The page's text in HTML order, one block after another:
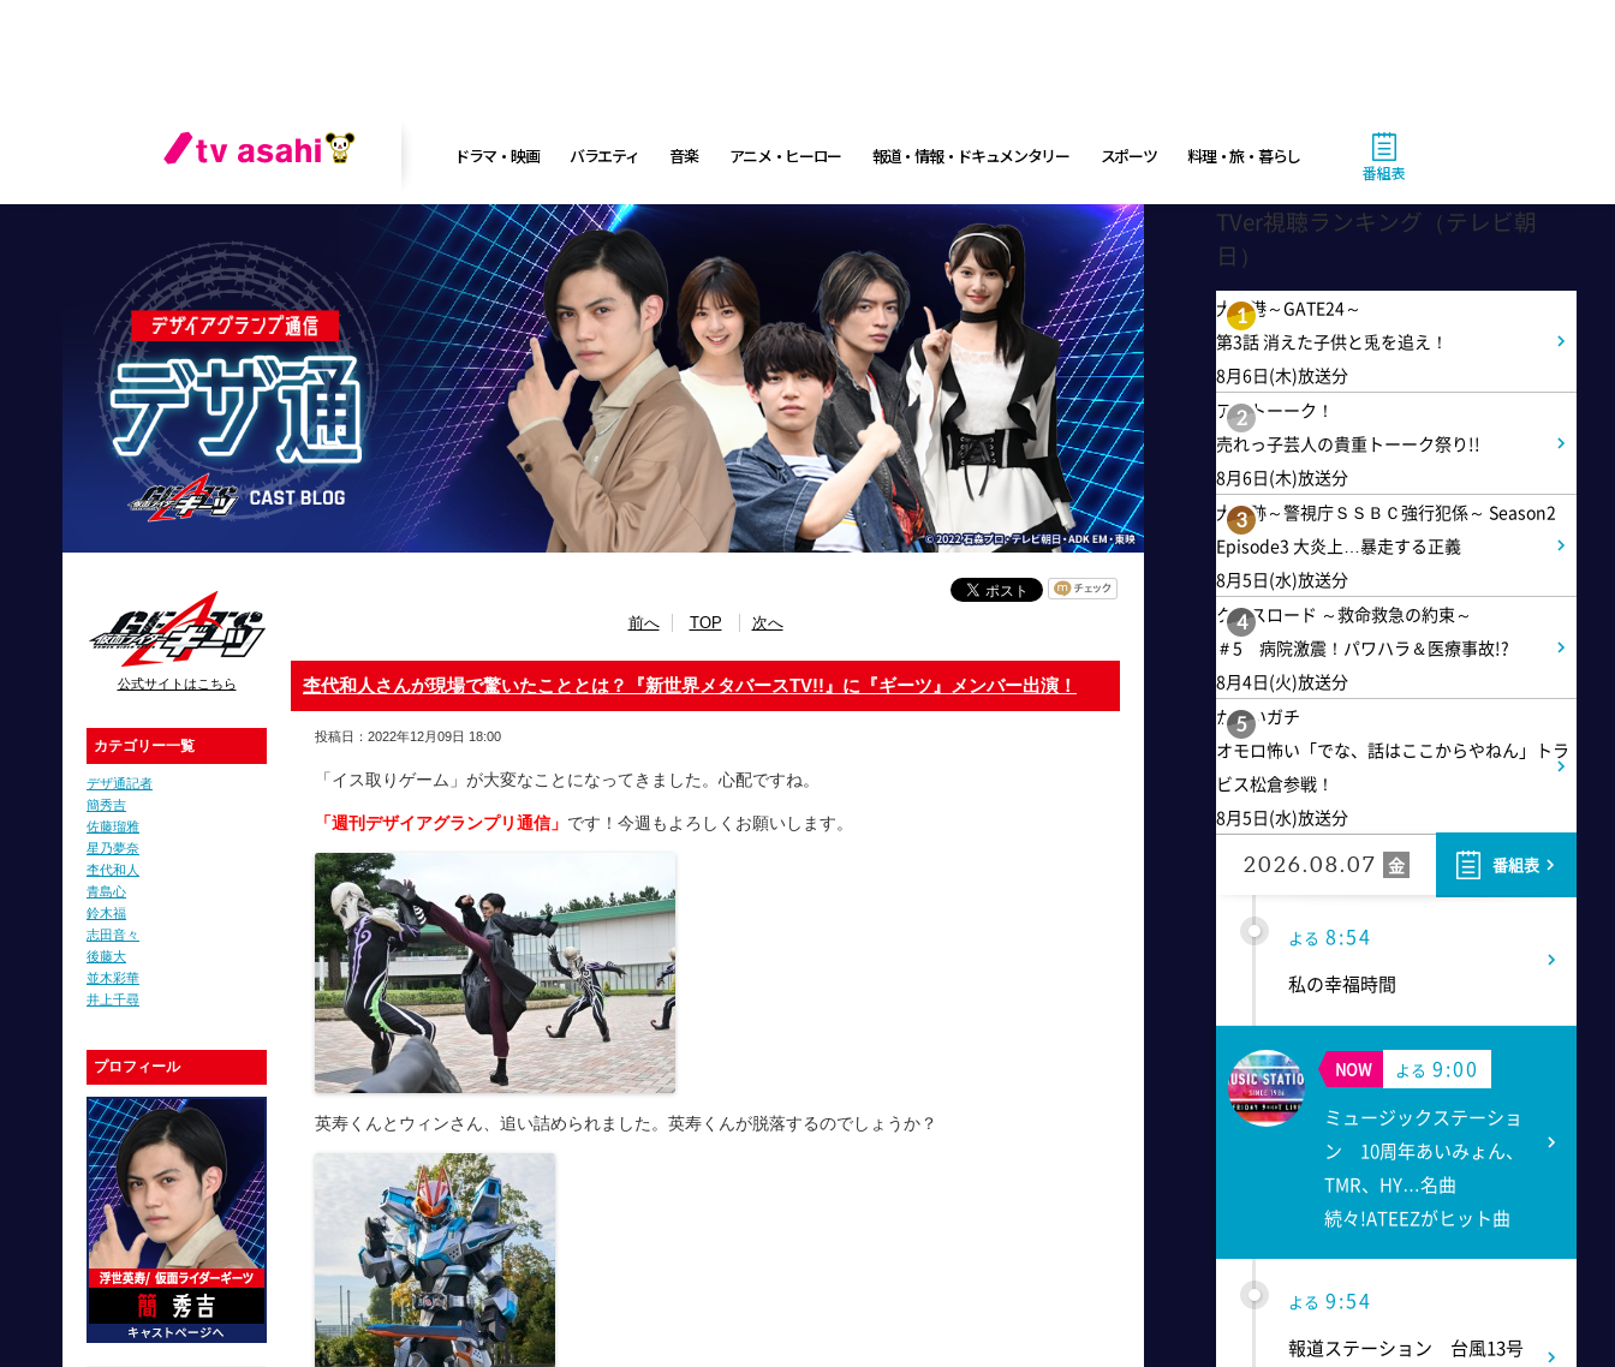
ドラマ・映画 バラエティ 音楽 アニメ・ヒーロー 報道・情報・ドキュメンタリー スポーツ 料理・旅・暮らし
番組表
公式サイトはこちら
カテゴリー一覧
デザ通記者
簡秀吉
佐藤瑠雅
星乃夢奈
杢代和人
青島心
鈴木福
志田音々
後藤大
並木彩華
井上千尋
プロフィール
前へ TOP 次へ
杢代和人さんが現場で驚いたこととは？『新世界メタバースTV!!』に『ギーツ』メンバー出演！
投稿日：2022年12月09日 18:00
「イス取りゲーム」が大変なことになってきました。心配ですね。
「週刊デザイアグランプリ通信」 です！今週もよろしくお願いします。
英寿くんとウィンさん、追い詰められました。英寿くんが脱落するのでしょうか？
TVer視聴ランキング（テレビ朝
日）
1
大空港～GATE24～
第3話 消えた子供と兎を追え！
8月6日(木)放送分
2
アメトーーク！
売れっ子芸人の貴重トーーク祭り!!
8月6日(木)放送分
3
大追跡～警視庁ＳＳＢＣ強行犯係～ Season2
Episode3 大炎上…暴走する正義
8月5日(水)放送分
4
クロスロード ～救命救急の約束～
＃5 病院激震！パワハラ＆医療事故!?
8月4日(火)放送分
5
かまいガチ
オモロ怖い「でな、話はここからやねん」トラ
ビス松倉参戦！
8月5日(水)放送分
2026.08.07 金 番組表
科捜研の女12 #3
午後 3:50
午後 4:48
スーパーJチャンネル 井澤健
太朗と森山みなみが<ニュース
のハテナ>を深掘り
よる 6:50
ザワつく!路線バスで寄り道の
旅 【“東京&横浜"2大都市の地
下街グルメを巡る!】
よる 8:00
マツコ&有吉 かりそめ天国
M-1王者たくろうの滋賀の魅力
プレゼンツアー
よる 8:54
私の幸福時間
NOW よる 9:00
ミュージックステーショ
ン 10周年あいみょん、
TMR、HY…名曲
続々!ATEEZがヒット曲
よる 9:54
報道ステーション 台風13号